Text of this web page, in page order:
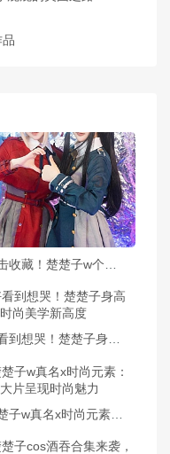
好看到想哭！楚楚子身高代表时尚美学新高度
楚楚子w真名x时尚元素：摄影大片呈现时尚魅力